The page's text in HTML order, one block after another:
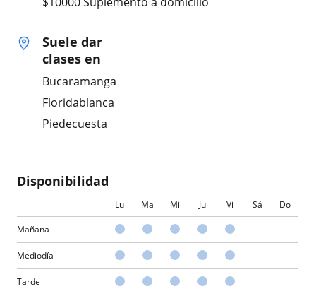
Suele dar
clases en
Bucaramanga
Floridablanca
Piedecuesta
Disponibilidad
Lu Ma Mi Ju Vi Sá Do
Mañana
Mediodía
Tarde